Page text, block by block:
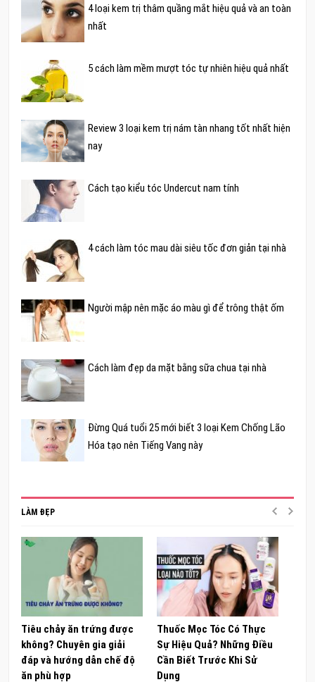
4 loại kem trị thâm quầng mắt hiệu quả và an toàn
nhất
5 cách làm mềm mượt tóc tự nhiên hiệu quả nhất
Review 3 loại kem trị nám tàn nhang tốt nhất hiện
nay
Cách tạo kiểu tóc Undercut nam tính
4 cách làm tóc mau dài siêu tốc đơn giản tại nhà
Người mập nên mặc áo màu gì để trông thật ốm
Cách làm đẹp da mặt bằng sữa chua tại nhà
Đừng Quá tuổi 25 mới biết 3 loại Kem Chống Lão
Hóa tạo nên Tiếng Vang này
LÀM ĐẸP
Tiêu chảy ăn trứng được
không? Chuyên gia giải
đáp và hướng dẫn chế độ
ăn phù hợp
Thuốc Mọc Tóc Có Thực
Sự Hiệu Quả? Những Điều
Cần Biết Trước Khi Sử
Dụng